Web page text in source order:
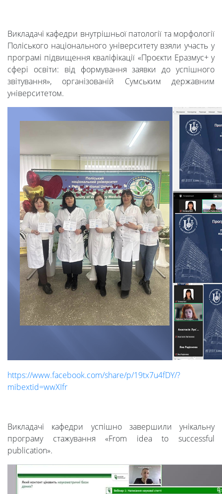
Вибори
Освітня
діяльність
Викладачі кафедри внутрішньої патології та морфології
Поліського національного університету взяли участь у
програмі підвищення кваліфікації «Проєкти Еразмус+ у
сфері освіти: від формування заявки до успішного
звітування», організованій Сумським державним
університетом.
https://www.facebook.com/share/p/19tx7u4fDY/?
mibextid=wwXIfr
Викладачі кафедри успішно завершили унікальну
програму стажування «From idea to successful
publication».